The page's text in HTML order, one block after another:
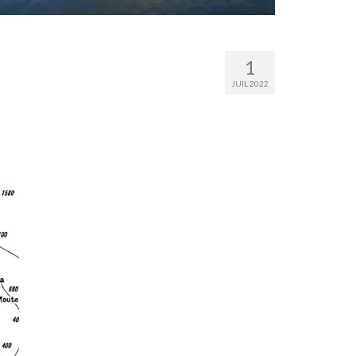
1
JUIL 2022